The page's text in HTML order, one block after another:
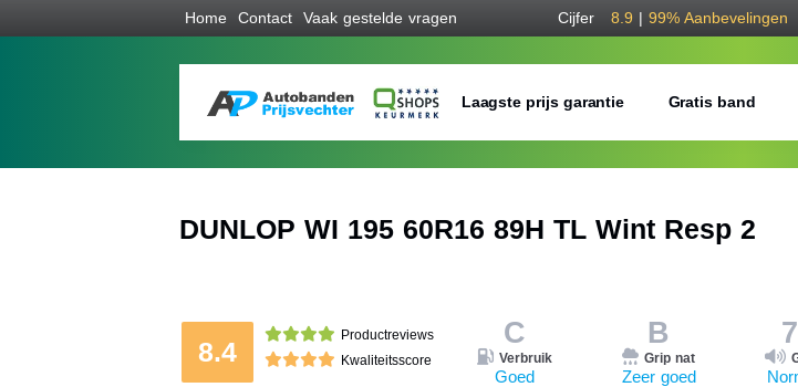
Home Contact Vaak gestelde vragen Cijfer 8.9 | 99% Aanbevelingen
Laagste prijs garantie Gratis band
DUNLOP WI 195 60R16 89H TL Wint Resp 2
8.4
Productreviews
Kwaliteitsscore
C
Verbruik
Goed
B
Grip nat
Zeer goed